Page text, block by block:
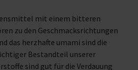
mit einem bitteren
zu den Geschmacksrichtungen
das herzhafte umami sind die
Bestandteil unserer
sind gut für die Verdauung